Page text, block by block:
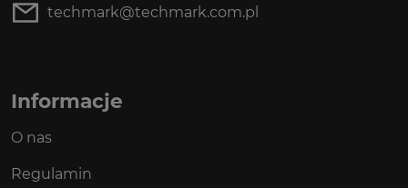
techmark@techmark.com.pl
Informacje
O nas
Regulamin